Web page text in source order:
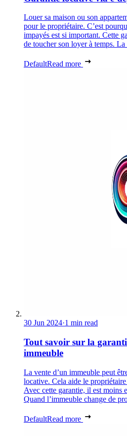
Louer sa maison ou son
pour le propriétaire. C’est
impayés est si important. Cette
de toucher son loyer à temps.
DefaultRead more
30 Jun 2024·1 min read
Tout savoir sur la
immeuble
La vente d’un immeuble peut
locative. Cela aide le
Avec cette garantie, il est moins
Quand l’immeuble change de
DefaultRead more